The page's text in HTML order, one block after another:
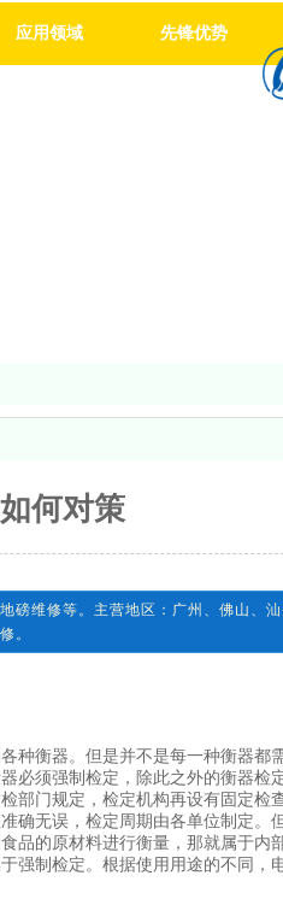
应用领域 先锋优势
何对策
磅维修等。主营地区：广州、佛山、
。
衡器。但是并不是每一种衡器都
必须强制检定，除此之外的衡器检
部门规定，检定机构再设有固定检
确无误，检定周期由各单位制定。
品的原材料进行衡量，那就属于内
强制检定。根据使用用途的不同，